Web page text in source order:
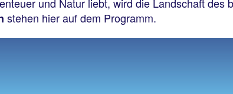
stehen hier auf dem Programm.